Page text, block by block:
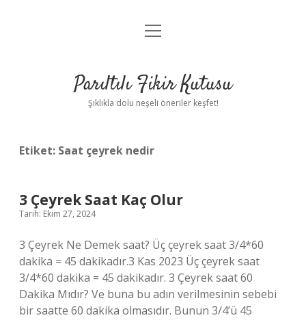
Anasayfa
Yasal Uyarı
menüyü
Parıltılı Fikir Kutusu
Şıklıkla dolu neşeli öneriler keşfet!
Etiket: Saat çeyrek nedir
3 Çeyrek Saat Kaç Olur
Tarih: Ekim 27, 2024
3 Çeyrek Ne Demek saat? Üç çeyrek saat 3/4*60
dakika = 45 dakikadır.3 Kas 2023 Üç çeyrek saat
3/4*60 dakika = 45 dakikadır. 3 Çeyrek saat 60
Dakika Mıdır? Ve buna bu adın verilmesinin sebebi
bir saatte 60 dakika olmasıdır. Bunun 3/4’ü 45